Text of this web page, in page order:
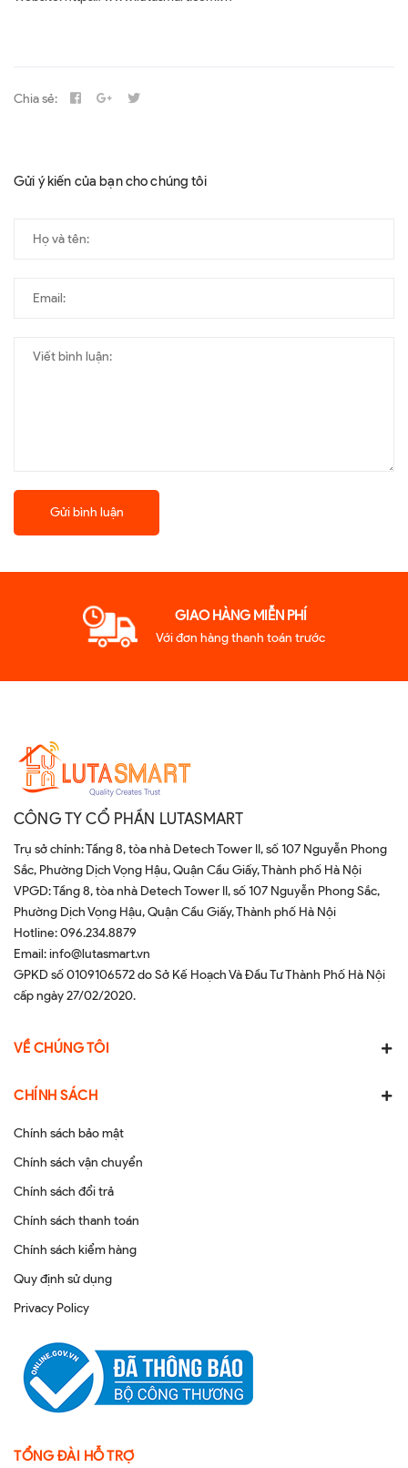
Chia sẻ:
Gửi ý kiến của bạn cho chúng tôi
Gửi bình luận
GIAO HÀNG MIỄN PHÍ
Với đơn hàng thanh toán trước
CÔNG TY CỔ PHẦN LUTASMART
Trụ sở chính: Tầng 8, tòa nhà Detech Tower II, số 107 Nguyễn Phong
Sắc, Phường Dịch Vọng Hậu, Quận Cầu Giấy, Thành phố Hà Nội
VPGD: Tầng 8, tòa nhà Detech Tower II, số 107 Nguyễn Phong Sắc,
Phường Dịch Vọng Hậu, Quận Cầu Giấy, Thành phố Hà Nội
Hotline:096.234.8879
Email:info@lutasmart.vn
GPKD số 0109106572 do Sở Kế Hoạch Và Đầu Tư Thành Phố Hà Nội
cấp ngày 27/02/2020.
VỀ CHÚNG TÔI
CHÍNH SÁCH
Chính sách bảo mật
Chính sách vận chuyển
Chính sách đổi trả
Chính sách thanh toán
Chính sách kiểm hàng
Quy định sử dụng
Privacy Policy
TỔNG ĐÀI HỖ TRỢ